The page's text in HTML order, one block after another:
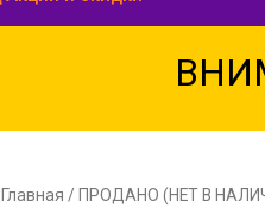
Главная / ПРОДАНО (НЕТ В